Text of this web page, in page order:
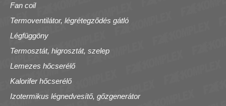
Fan coil
Termoventilátor, légrétegződés gátló
Légfüggöny
Termosztát, higrosztát, szelep
Lemezes hőcserélő
Kalorifer hőcserélő
Izotermikus légnedvesítő, gőzgenerátor